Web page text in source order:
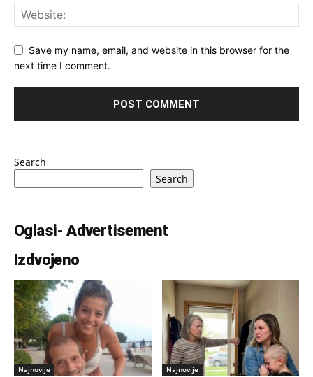
Save my name, email, and website in this browser for the
next time I comment.
Search
Search
Oglasi- Advertisement
Izdvojeno
Najnovije Najnovije